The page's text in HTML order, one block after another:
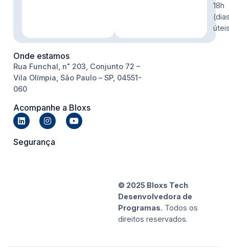
18h
Onde estamos
Rua Funchal, n˚ 203, Conjunto 72 –
Vila Olímpia, São Paulo – SP, 04551-
060
Acompanhe a Bloxs
Segurança
© 2025 Bloxs Tech
Desenvolvedora de
Programas. Todos os
direitos reservados.